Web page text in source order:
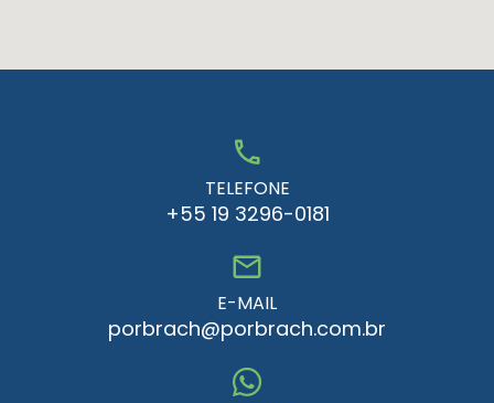
TELEFONE
+55 19 3296-0181
E-MAIL
porbrach@porbrach.com.br